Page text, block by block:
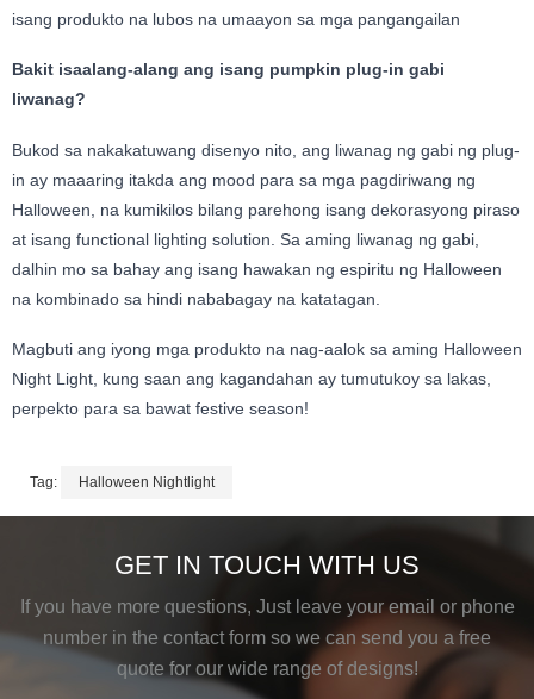
isang produkto na lubos na umaayon sa mga pangangailan
Bakit isaalang-alang ang isang pumpkin plug-in gabi
liwanag?
Bukod sa nakakatuwang disenyo nito, ang liwanag ng gabi ng plug-
in ay maaaring itakda ang mood para sa mga pagdiriwang ng
Halloween, na kumikilos bilang parehong isang dekorasyong piraso
at isang functional lighting solution. Sa aming liwanag ng gabi,
dalhin mo sa bahay ang isang hawakan ng espiritu ng Halloween
na kombinado sa hindi nababagay na katatagan.
Magbuti ang iyong mga produkto na nag-aalok sa aming Halloween
Night Light, kung saan ang kagandahan ay tumutukoy sa lakas,
perpekto para sa bawat festive season!
Tag: Halloween Nightlight
GET IN TOUCH WITH US
If you have more questions, Just leave your email or phone
number in the contact form so we can send you a free
quote for our wide range of designs!